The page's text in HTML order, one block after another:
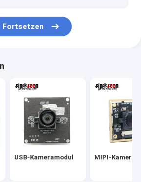
Kamera-Modul
Modul
Kamera-Modul
Fortsetzen
USB-Kameramodul MIPI-